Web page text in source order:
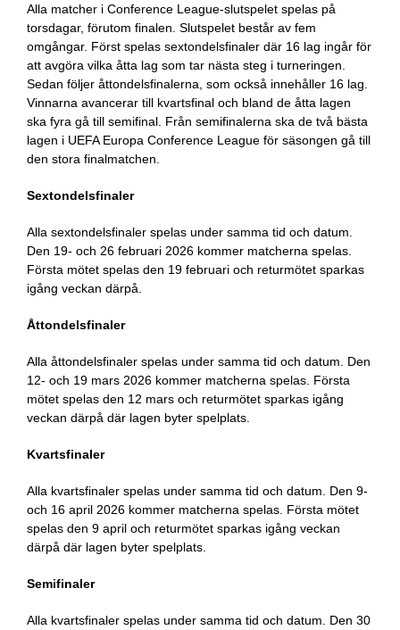
Alla matcher i Conference League-slutspelet spelas på
torsdagar, förutom finalen. Slutspelet består av fem
omgångar. Först spelas sextondelsfinaler där 16 lag ingår för
att avgöra vilka åtta lag som tar nästa steg i turneringen.
Sedan följer åttondelsfinalerna, som också innehåller 16 lag.
Vinnarna avancerar till kvartsfinal och bland de åtta lagen
ska fyra gå till semifinal. Från semifinalerna ska de två bästa
lagen i UEFA Europa Conference League för säsongen gå till
den stora finalmatchen.
Sextondelsfinaler
Alla sextondelsfinaler spelas under samma tid och datum.
Den 19- och 26 februari 2026 kommer matcherna spelas.
Första mötet spelas den 19 februari och returmötet sparkas
igång veckan därpå.
Åttondelsfinaler
Alla åttondelsfinaler spelas under samma tid och datum. Den
12- och 19 mars 2026 kommer matcherna spelas. Första
mötet spelas den 12 mars och returmötet sparkas igång
veckan därpå där lagen byter spelplats.
Kvartsfinaler
Alla kvartsfinaler spelas under samma tid och datum. Den 9-
och 16 april 2026 kommer matcherna spelas. Första mötet
spelas den 9 april och returmötet sparkas igång veckan
därpå där lagen byter spelplats.
Semifinaler
Alla kvartsfinaler spelas under samma tid och datum. Den 30